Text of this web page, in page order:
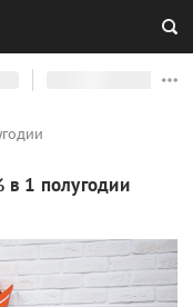
в 1 полугодии